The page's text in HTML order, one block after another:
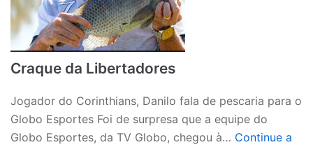
Craque da Libertadores
Jogador do Corinthians, Danilo fala de pescaria para o
Globo Esportes Foi de surpresa que a equipe do
Globo Esportes, da TV Globo, chegou à… Continue a